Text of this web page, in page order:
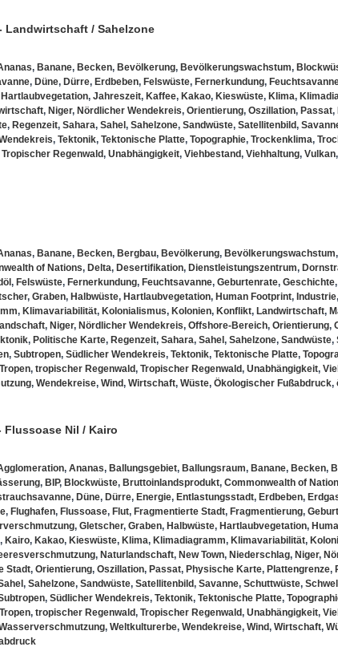
Landwirtschaft / Sahelzone
, Banane, Becken, Bevölkerung, Bevölkerungswachstum,
, Düne, Dürre, Erdbeben, Felswüste, Fernerkundung,
Hartlaubvegetation, Jahreszeit, Kaffee, Kakao, Kieswüste, Klima,
, Niger, Nördlicher Wendekreis, Orientierung, Oszillation, Passat,
, Regenzeit, Sahara, Sahel , Sahelzone, Sandwüste, Satellitenbild,
, Tektonik, Tektonische Platte, Topographie, Trockenklima,
Tropischer Regenwald, Unabhängigkeit, Viehbestand, Viehhaltung, Vulkan,
, Banane, Becken, Bergbau, Bevölkerung, Bevölkerungswachstum,
of Nations, Delta, Desertifikation, Dienstleistungszentrum,
, Felswüste, Fernerkundung, Feuchtsavanne, Geburtenrate, Geschichte,
, Graben, Halbwüste, Hartlaubvegetation, Human Footprint, Industrie,
, Klimavariabilität, Kolonialismus, Kolonien, Konflikt, Landwirtschaft,
, Niger, Nördlicher Wendekreis, Offshore-Bereich, Orientierung,
, Politische Karte, Regenzeit, Sahara, Sahel , Sahelzone, Sandwüste,
, Subtropen, Südlicher Wendekreis, Tektonik, Tektonische Platte,
Tropen, tropischer Regenwald, Tropischer Regenwald, Unabhängigkeit,
, Wendekreise, Wind, Wirtschaft, Wüste, Ökologischer Fußabdruck,
Flussoase Nil / Kairo
, Ananas, Ballungsgebiet, Ballungsraum, Banane, Becken,
, BIP, Blockwüste, Bruttoinlandsprodukt, Commonwealth of
, Düne, Dürre, Energie, Entlastungsstadt, Erdbeben,
, Flughafen, Flussoase, Flut, Fragmentierte Stadt, Fragmentierung,
, Gletscher, Graben, Halbwüste, Hartlaubvegetation,
, Kairo, Kakao, Kieswüste, Klima, Klimadiagramm, Klimavariabilität,
, Naturlandschaft, New Town, Niederschlag, Niger,
Stadt, Orientierung, Oszillation, Passat, Physische Karte, Plattengrenze,
, Sahelzone, Sandwüste, Satellitenbild, Savanne, Schuttwüste,
, Südlicher Wendekreis, Tektonik, Tektonische Platte,
Tropen, tropischer Regenwald, Tropischer Regenwald, Unabhängigkeit,
, Weltkulturerbe, Wendekreise, Wind, Wirtschaft,